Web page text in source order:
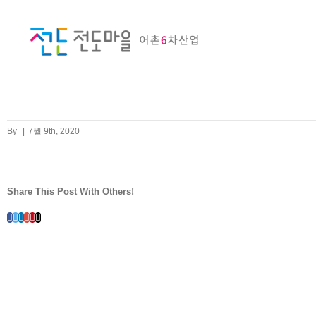
By 7월 9th, 2020
Share This Post With Others!
Facebook
Twitter
LinkedIn
Whatsapp
Google+
Pinterest
Email